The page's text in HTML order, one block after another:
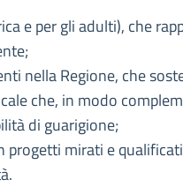
e per gli adulti), che
nella Regione, che
che, in modo
di guarigione;
progetti mirati e